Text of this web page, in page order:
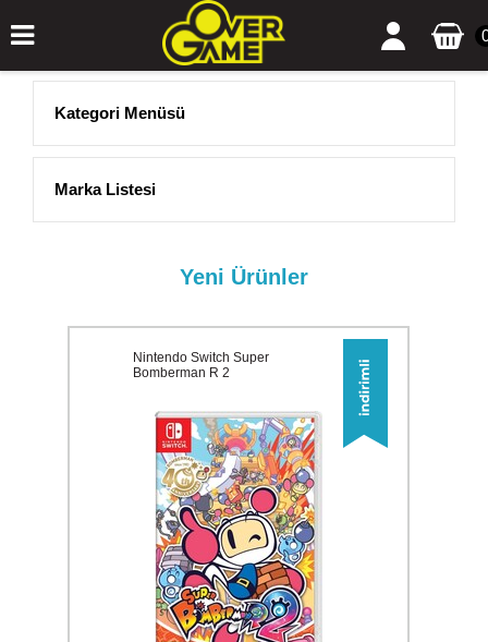
Kategori Menüsü
Marka Listesi
Yeni Ürünler
Nintendo Switch Super
Bomberman R 2